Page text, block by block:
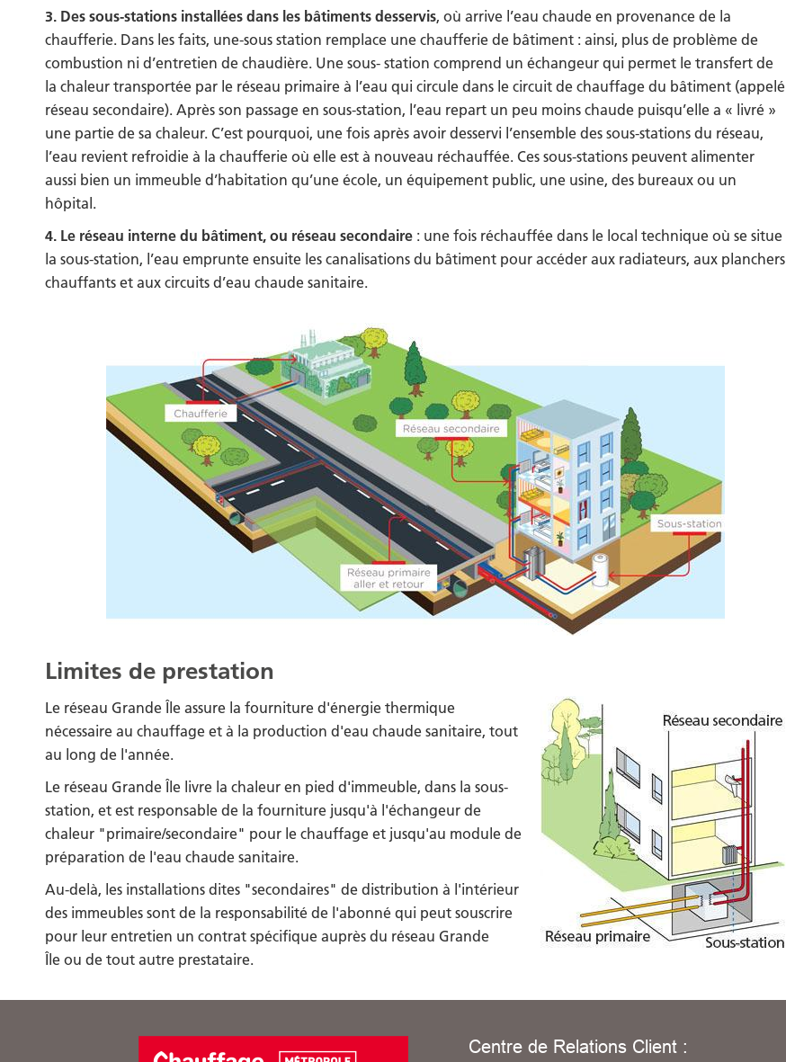
3. Des sous-stations installées dans les bâtiments desservis, où arrive l’eau chaude en provenance de la
chaufferie. Dans les faits, une-sous station remplace une chaufferie de bâtiment : ainsi, plus de problème de
combustion ni d’entretien de chaudière. Une sous- station comprend un échangeur qui permet le transfert de
la chaleur transportée par le réseau primaire à l’eau qui circule dans le circuit de chauffage du bâtiment (appelé
réseau secondaire). Après son passage en sous-station, l’eau repart un peu moins chaude puisqu’elle a « livré »
une partie de sa chaleur. C’est pourquoi, une fois après avoir desservi l’ensemble des sous-stations du réseau,
l’eau revient refroidie à la chaufferie où elle est à nouveau réchauffée. Ces sous-stations peuvent alimenter
aussi bien un immeuble d’habitation qu’une école, un équipement public, une usine, des bureaux ou un
hôpital.
4. Le réseau interne du bâtiment, ou réseau secondaire : une fois réchauffée dans le local technique où se situe
la sous-station, l’eau emprunte ensuite les canalisations du bâtiment pour accéder aux radiateurs, aux planchers
chauffants et aux circuits d’eau chaude sanitaire.
Limites de prestation
Le réseau Grande Île assure la fourniture d'énergie thermique
nécessaire au chauffage et à la production d'eau chaude sanitaire, tout
au long de l'année.
Le réseau Grande Île livre la chaleur en pied d'immeuble, dans la sous-
station, et est responsable de la fourniture jusqu'à l'échangeur de
chaleur "primaire/secondaire" pour le chauffage et jusqu'au module de
préparation de l'eau chaude sanitaire.
Au-delà, les installations dites "secondaires" de distribution à l'intérieur
des immeubles sont de la responsabilité de l'abonné qui peut souscrire
pour leur entretien un contrat spécifique auprès du réseau Grande
Île ou de tout autre prestataire.
Centre de Relations Client :